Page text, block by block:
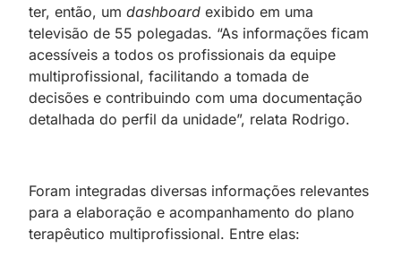
ter, então, um dashboard exibido em uma
televisão de 55 polegadas. “As informações ficam
acessíveis a todos os profissionais da equipe
multiprofissional, facilitando a tomada de
decisões e contribuindo com uma documentação
detalhada do perfil da unidade”, relata Rodrigo.
Foram integradas diversas informações relevantes
para a elaboração e acompanhamento do plano
terapêutico multiprofissional. Entre elas: